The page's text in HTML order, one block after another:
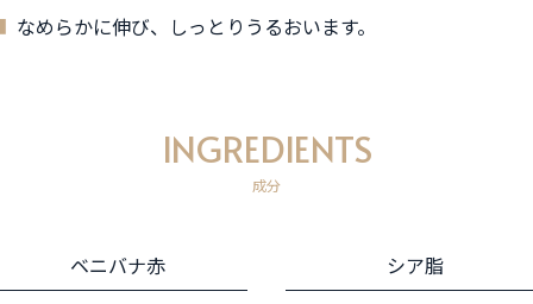
なめらかに伸び、しっとりうるおいます。
INGREDIENTS
成分
ベニバナ赤
シア脂